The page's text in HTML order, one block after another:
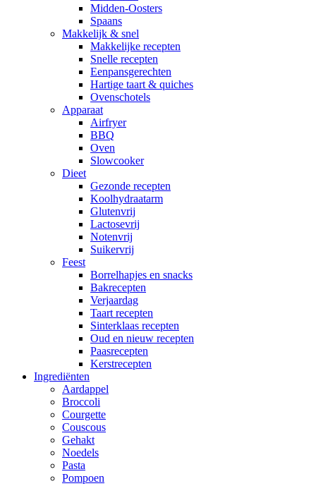
Midden-Oosters
Spaans
Makkelijk & snel
Makkelijke recepten
Snelle recepten
Eenpansgerechten
Hartige taart & quiches
Ovenschotels
Apparaat
Airfryer
BBQ
Oven
Slowcooker
Dieet
Gezonde recepten
Koolhydraatarm
Glutenvrij
Lactosevrij
Notenvrij
Suikervrij
Feest
Borrelhapjes en snacks
Bakrecepten
Verjaardag
Taart recepten
Sinterklaas recepten
Oud en nieuw recepten
Paasrecepten
Kerstrecepten
Ingrediënten
Aardappel
Broccoli
Courgette
Couscous
Gehakt
Noedels
Pasta
Pompoen